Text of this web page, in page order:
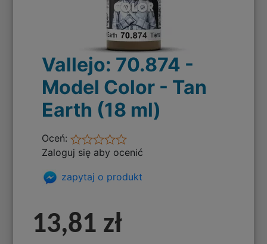
Vallejo: 70.874 -
Model Color - Tan
Earth (18 ml)
Oceń:
Zaloguj się aby ocenić
zapytaj o produkt
13,81 zł